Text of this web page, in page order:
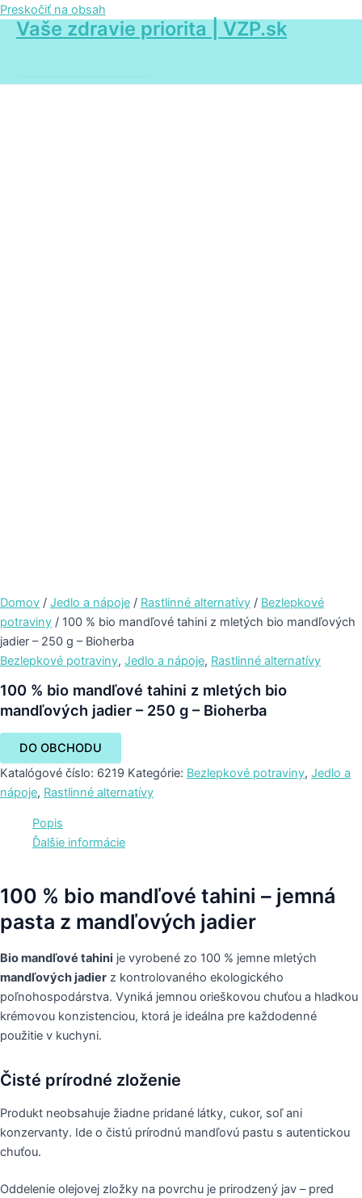
Preskočiť na obsah
Vaše zdravie priorita | VZP.sk
Domov / Jedlo a nápoje / Rastlinné alternatívy / Bezlepkové
potraviny / 100 % bio mandľové tahini z mletých bio mandľových
jadier – 250 g – Bioherba
Bezlepkové potraviny, Jedlo a nápoje, Rastlinné alternatívy
100 % bio mandľové tahini z mletých bio
mandľových jadier – 250 g – Bioherba
DO OBCHODU
Katalógové číslo: 6219 Kategórie: Bezlepkové potraviny, Jedlo a
nápoje, Rastlinné alternatívy
Popis
Ďalšie informácie
100 % bio mandľové tahini – jemná
pasta z mandľových jadier
Bio mandľové tahini je vyrobené zo 100 % jemne mletých
mandľových jadier z kontrolovaného ekologického
poľnohospodárstva. Vyniká jemnou orieškovou chuťou a hladkou
krémovou konzistenciou, ktorá je ideálna pre každodenné
použitie v kuchyni.
Čisté prírodné zloženie
Produkt neobsahuje žiadne pridané látky, cukor, soľ ani
konzervanty. Ide o čistú prírodnú mandľovú pastu s autentickou
chuťou.
Oddelenie olejovej zložky na povrchu je prirodzený jav – pred